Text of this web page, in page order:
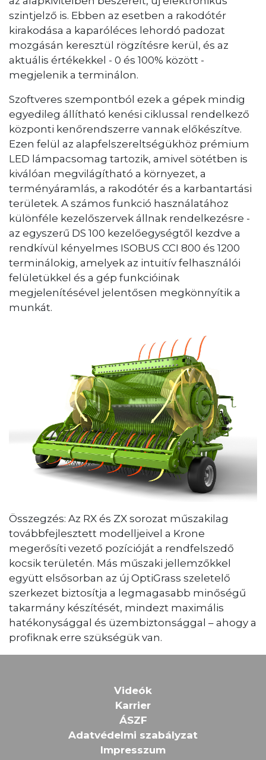
szintjelző is. Ebben az esetben a rakodótér
kirakodása a kaparóléces lehordó padozat
mozgásán keresztül rögzítésre kerül, és az
aktuális értékekkel - 0 és 100% között -
megjelenik a terminálon.
Szoftveres szempontból ezek a gépek mindig
egyedileg állítható kenési ciklussal rendelkező
központi kenőrendszerre vannak előkészítve.
Ezen felül az alapfelszereltségükhöz prémium
LED lámpacsomag tartozik, amivel sötétben is
kiválóan megvilágítható a környezet, a
terményáramlás, a rakodótér és a karbantartási
területek. A számos funkció használatához
különféle kezelőszervek állnak rendelkezésre -
az egyszerű DS 100 kezelőegységtől kezdve a
rendkívül kényelmes ISOBUS CCI 800 és 1200
terminálokig, amelyek az intuitív felhasználói
felületükkel és a gép funkcióinak
megjelenítésével jelentősen megkönnyítik a
munkát.
Összegzés: Az RX és ZX sorozat műszakilag
továbbfejlesztett modelljeivel a Krone
megerősíti vezető pozícióját a rendfelszedő
kocsik területén. Más műszaki jellemzőkkel
együtt elsősorban az új OptiGrass szeletelő
szerkezet biztosítja a legmagasabb minőségű
takarmány készítését, mindezt maximális
hatékonysággal és üzembiztonsággal – ahogy a
profiknak erre szükségük van.
Videók
Karrier
ÁSZF
Adatvédelmi szabályzat
Impresszum